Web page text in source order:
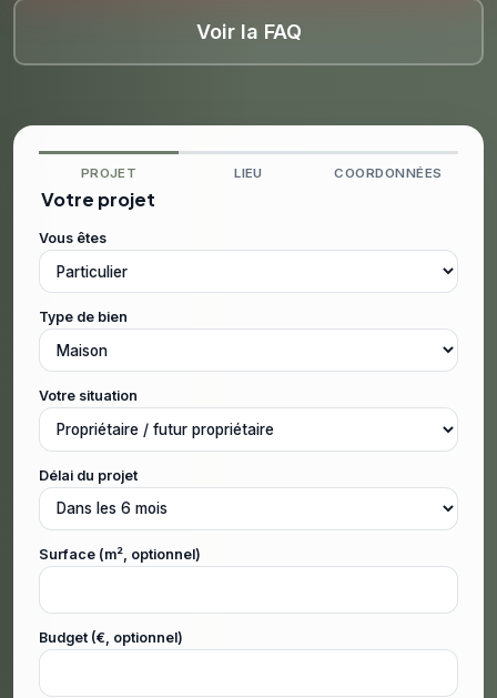
Voir la FAQ
PROJET LIEU COORDONNÉES
Votre projet
Vous êtes
Type de bien
Votre situation
Délai du projet
Surface (m², optionnel)
Budget (€, optionnel)